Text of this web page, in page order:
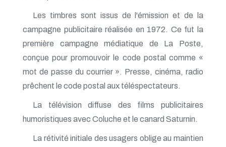
Les timbres sont issus de l'émission et de la
campagne publicitaire réalisée en 1972. Ce fut la
première campagne médiatique de La Poste,
conçue pour promouvoir le code postal comme «
mot de passe du courrier ». Presse, cinéma, radio
prêchent le code postal aux téléspectateurs.
La télévision diffuse des films publicitaires
humoristiques avec Coluche et le canard Saturnin.
La rétivité initiale des usagers oblige au maintien